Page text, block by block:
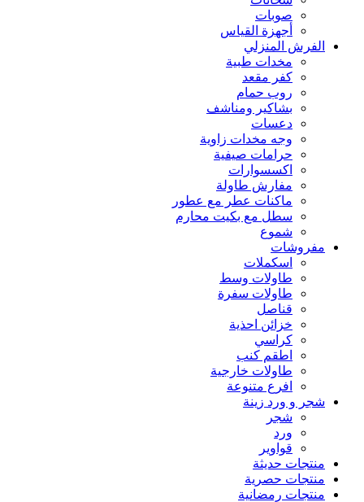
صوبات
أجهزة القياس
الفرش المنزلي
مخدات طبية
كفر مقعد
روب حمام
بشاكير ومناشف
دعسات
وجه مخدات زاوية
حرامات صيفية
اكسسوارات
مفارش طاولة
ماكنات عطر مع عطور
سطل مع بكيت محارم
شموع
مفروشات
اسكملات
طاولات وسط
طاولات سفرة
قناصل
خزائن احذية
كراسي
اطقم كنب
طاولات خارجية
افرع متنوعة
شجر و ورد زينة
شجر
ورد
قواوير
منتجات حديثة
منتجات حصرية
منتجات رمضانية